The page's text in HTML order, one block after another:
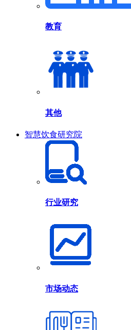
教育
其他
智慧饮食研究院
行业研究
市场动态